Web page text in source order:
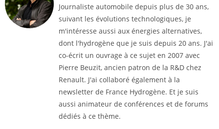
Journaliste automobile depuis plus de 30 ans,
suivant les évolutions technologiques, je
m'intéresse aussi aux énergies alternatives,
dont l'hydrogène que je suis depuis 20 ans. J'ai
co-écrit un ouvrage à ce sujet en 2007 avec
Pierre Beuzit, ancien patron de la R&D chez
Renault. J'ai collaboré également à la
newsletter de France Hydrogène. Et je suis
aussi animateur de conférences et de forums
dédiés à ce thème.